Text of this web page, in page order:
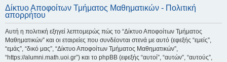
Δίκτυο Αποφοίτων Τμήματος Μαθηματικών - Πολιτική
απορρήτου
Αυτή η πολιτική εξηγεί λεπτομερώς πώς το “Δίκτυο Αποφοίτων Τμήματος
Μαθηματικών” και οι εταιρείες που συνδέονται στενά με αυτό (εφεξής “εμείς”,
“εμάς”, “δικό μας”, “Δίκτυο Αποφοίτων Τμήματος Μαθηματικών”,
“https://alumni.math.uoi.gr”) και το phpBB (εφεξής “αυτοί”, “αυτών”, “αυτούς”,